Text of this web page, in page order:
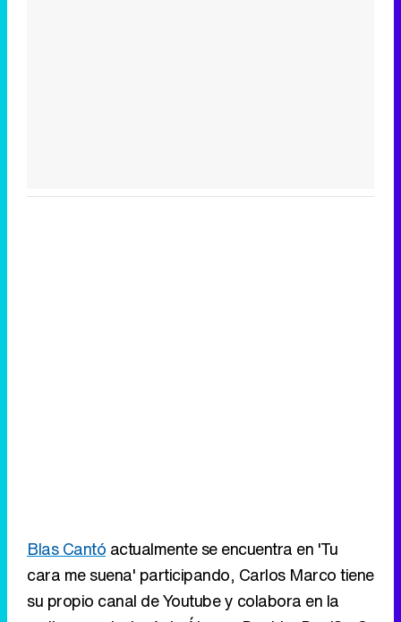
Blas Cantó actualmente se encuentra en 'Tu
cara me suena' participando, Carlos Marco tiene
su propio canal de Youtube y colabora en la